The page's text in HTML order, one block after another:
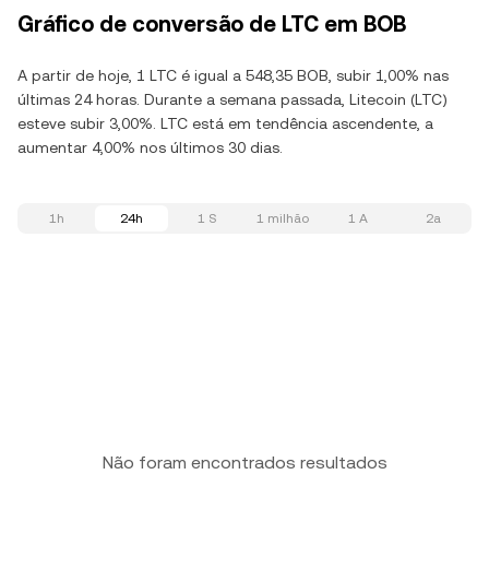
Gráfico de conversão de LTC em BOB
A partir de hoje, 1 LTC é igual a 548,35 BOB, subir 1,00% nas
últimas 24 horas. Durante a semana passada, Litecoin (LTC)
esteve subir 3,00%. LTC está em tendência ascendente, a
aumentar 4,00% nos últimos 30 dias.
1h 24h 1 S 1 milhão 1 A 2a
Não foram encontrados resultados